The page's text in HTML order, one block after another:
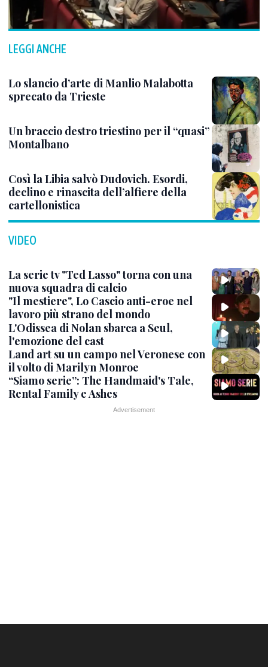
LEGGI ANCHE
Lo slancio d’arte di Manlio Malabotta
sprecato da Trieste
Un braccio destro triestino per il “quasi”
Montalbano
Così la Libia salvò Dudovich. Esordi,
declino e rinascita dell’alfiere della
cartellonistica
VIDEO
La serie tv "Ted Lasso" torna con una
nuova squadra di calcio
"Il mestiere", Lo Cascio anti-eroe nel
lavoro più strano del mondo
L'Odissea di Nolan sbarca a Seul,
l'emozione del cast
Land art su un campo nel Veronese con
il volto di Marilyn Monroe
“Siamo serie”: The Handmaid's Tale,
Rental Family e Ashes